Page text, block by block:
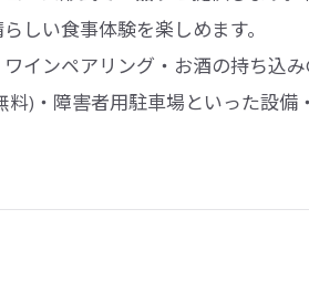
しい食事体験を楽しめます。
インペアリング・お酒の持ち込
料)・障害者用駐車場といった設備